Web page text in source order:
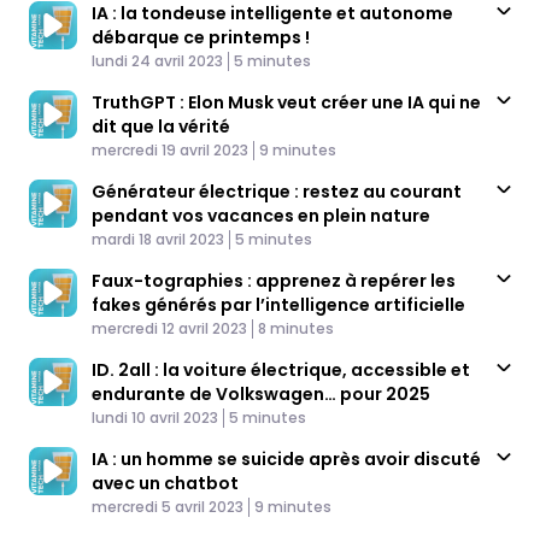
IA : la tondeuse intelligente et autonome
débarque ce printemps !
Published At
lundi 24 avril 2023 Time
5 minutes
TruthGPT : Elon Musk veut créer une IA qui ne
dit que la vérité
Published At
mercredi 19 avril 2023 Time
9 minutes
Générateur électrique : restez au courant
pendant vos vacances en plein nature
Published At
mardi 18 avril 2023 Time
5 minutes
Faux-tographies : apprenez à repérer les
fakes générés par l’intelligence artificielle
Published At
mercredi 12 avril 2023 Time
8 minutes
ID. 2all : la voiture électrique, accessible et
endurante de Volkswagen… pour 2025
Published At
lundi 10 avril 2023 Time
5 minutes
IA : un homme se suicide après avoir discuté
avec un chatbot
Published At
mercredi 5 avril 2023 Time
9 minutes